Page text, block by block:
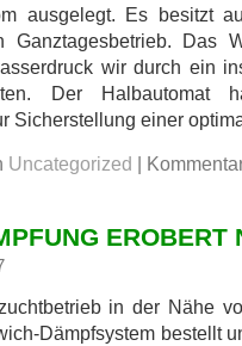
ausgelegt. Es besitzt
Ganztagesbetrieb. Das
wir durch ein
Der Halbautomat
Sicherstellung einer
Uncategorized |
EROBERT
in der Nähe
Dämpfsystem bestellt